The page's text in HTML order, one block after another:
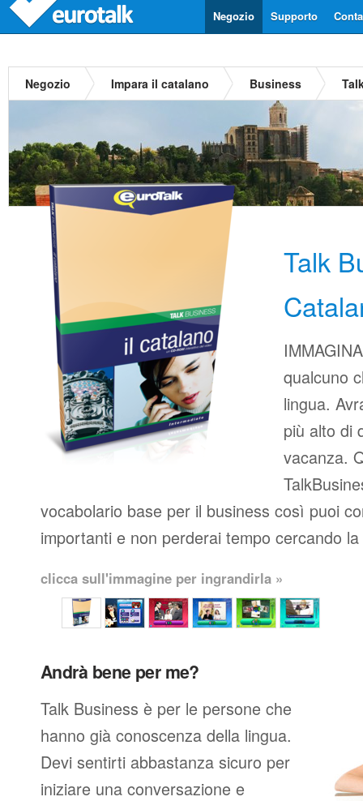
Supporto
Negozio
Negozio Impara il catalano Business
Talk
qualcuno
lingua.
più alto di
vacanza.
vocabolario base per il business così puoi
importanti e non perderai tempo cercando
clicca sull'immagine per ingrandirla »
Andrà bene per me?
Talk Business è per le persone che
hanno già conoscenza della lingua.
Devi sentirti abbastanza sicuro per
iniziare una conversazione e